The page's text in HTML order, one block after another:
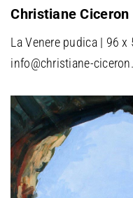
Christiane Ciceron
La Venere pudica | 96
info@christiane-